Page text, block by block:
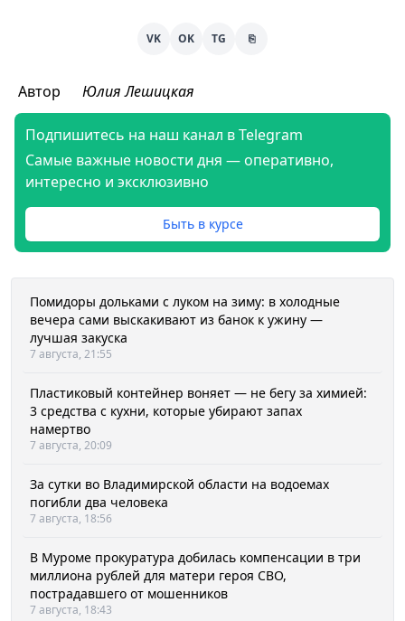
VK OK TG ⎘
Автор Юлия Лешицкая
Подпишитесь на наш канал в Telegram
Самые важные новости дня — оперативно,
интересно и эксклюзивно
Быть в курсе
Помидоры дольками с луком на зиму: в холодные
вечера сами выскакивают из банок к ужину —
лучшая закуска
7 августа, 21:55
Пластиковый контейнер воняет — не бегу за химией:
3 средства с кухни, которые убирают запах
намертво
7 августа, 20:09
За сутки во Владимирской области на водоемах
погибли два человека
7 августа, 18:56
В Муроме прокуратура добилась компенсации в три
миллиона рублей для матери героя СВО,
пострадавшего от мошенников
7 августа, 18:43